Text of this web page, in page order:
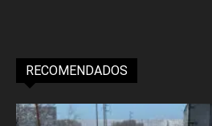
RECOMENDADOS